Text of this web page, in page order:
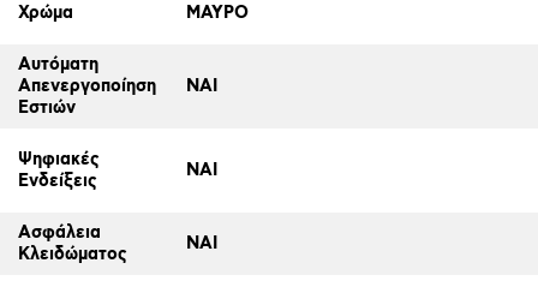
Χρώμα ΜΑΥΡΟ
Αυτόματη
Απενεργοποίηση
Εστιών
ΝΑΙ
Ψηφιακές
Ενδείξεις
ΝΑΙ
Ασφάλεια
Κλειδώματος
ΝΑΙ